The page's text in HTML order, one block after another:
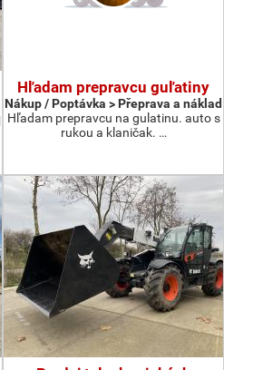
Hľadam prepravcu guľatiny
Nákup / Poptávka > Přeprava a náklad
Hľadam prepravcu na gulatinu. auto s
rukou a klaničak. …